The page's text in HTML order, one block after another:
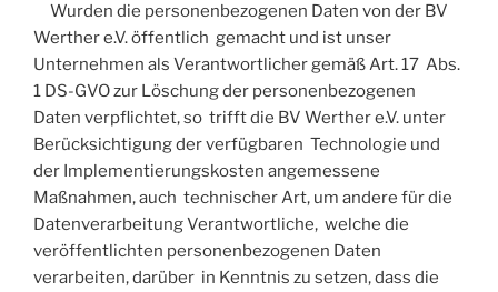
Wurden die personenbezogenen Daten von der BV
Werther e.V. öffentlich gemacht und ist unser
Unternehmen als Verantwortlicher gemäß Art. 17 Abs.
1 DS-GVO zur Löschung der personenbezogenen
Daten verpflichtet, so trifft die BV Werther e.V. unter
Berücksichtigung der verfügbaren Technologie und
der Implementierungskosten angemessene
Maßnahmen, auch technischer Art, um andere für die
Datenverarbeitung Verantwortliche, welche die
veröffentlichten personenbezogenen Daten
verarbeiten, darüber in Kenntnis zu setzen, dass die